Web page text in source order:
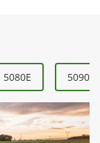
5080E 5090E